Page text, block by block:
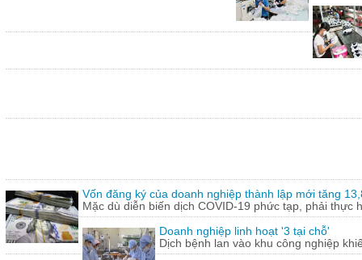
Vốn đăng ký của doanh nghiệp thành lập mới tăng
Mặc dù diễn biến dịch COVID-19 phức tạp, phải thực
Doanh nghiệp linh hoạt '3 tại chỗ'
Dịch bệnh lan vào khu công nghiệp